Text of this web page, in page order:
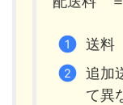
送料
追加
て異